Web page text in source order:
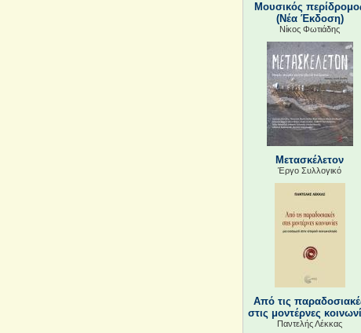
Μουσικός
(Νέα Έκδοση)
Νίκος Φωτιάδης
Μετασκέλετον
Έργο Συλλογικό
Από τις
στις μοντέρνες
Παντελής Λέκκας